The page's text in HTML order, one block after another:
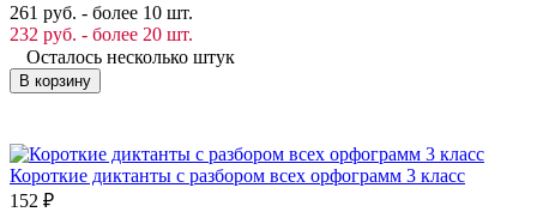
261 руб. - более 10 шт.
232 руб. - более 20 шт.
Осталось несколько штук
В корзину
Короткие диктанты с разбором всех орфограмм 3 класс
152 ₽